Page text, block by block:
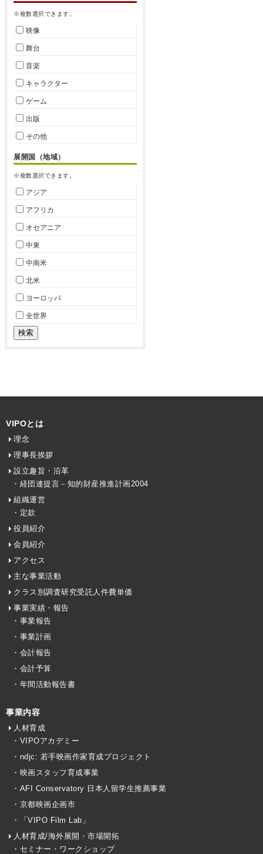
※複数選択できます。
映像
舞台
音楽
キャラクター
ゲーム
出版
その他
展開国（地域）
※複数選択できます。
アジア
アフリカ
オセアニア
中東
中南米
北米
ヨーロッパ
全世界
VIPOとは
理念
理事長挨拶
設立趣旨・沿革
・経団連提言－知的財産推進計画2004
組織運営
・定款
役員紹介
会員紹介
アクセス
主な事業活動
クラス別調査研究受託人件費単価
事業実績・報告
・事業報告
・事業計画
・会計報告
・会計予算
・年間活動報告書
事業内容
人材育成
・VIPOアカデミー
・ndjc: 若手映画作家育成プロジェクト
・映画スタッフ育成事業
・AFI Conservatory 日本人留学生推薦事業
・京都映画企画市
・「VIPO Film Lab」
人材育成/海外展開・市場開拓
・セミナー・ワークショップ